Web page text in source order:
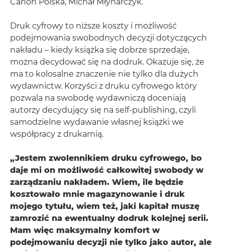
Druk cyfrowy to niższe koszty i możliwość
podejmowania swobodnych decyzji dotyczących
nakładu – kiedy książka się dobrze sprzedaje,
można decydować się na dodruk. Okazuje się, że
ma to kolosalne znaczenie nie tylko dla dużych
wydawnictw. Korzyści z druku cyfrowego który
pozwala na swobodę wydawniczą doceniają
autorzy decydujący się na self-publishing, czyli
samodzielne wydawanie własnej książki we
współpracy z drukarnią.
„Jestem zwolennikiem druku cyfrowego, bo
daje mi on możliwość całkowitej swobody w
zarządzaniu nakładem. Wiem, ile będzie
kosztowało mnie magazynowanie i druk
mojego tytułu, wiem też, jaki kapitał muszę
zamrozić na ewentualny dodruk kolejnej serii.
Mam więc maksymalny komfort w
podejmowaniu decyzji nie tylko jako autor, ale